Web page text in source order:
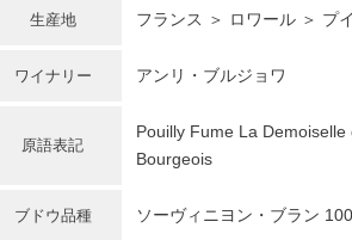
生産地 フランス ＞ ロワール ＞ プ
ワイナリー アンリ・ブルジョワ
原語表記
Pouilly Fume La
Bourgeois
ブドウ品種 ソーヴィニヨン・ブラン